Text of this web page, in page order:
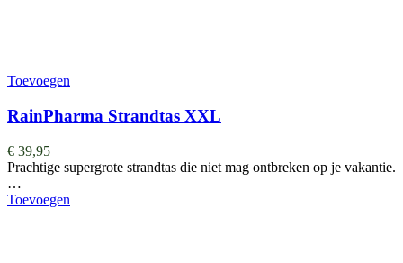
Toevoegen
RainPharma Strandtas XXL
€ 39,95
Prachtige supergrote strandtas die niet mag ontbreken op je vakantie.
…
Toevoegen